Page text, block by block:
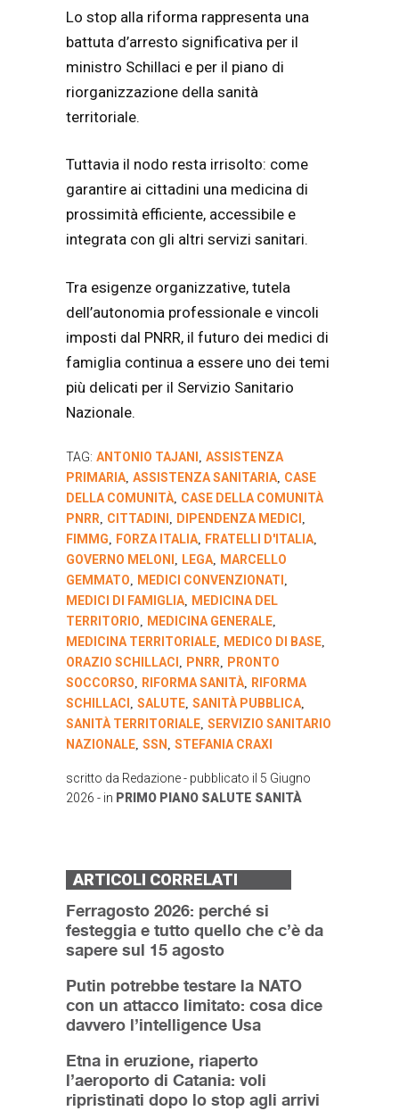
Lo stop alla riforma rappresenta una
battuta d’arresto significativa per il
ministro Schillaci e per il piano di
riorganizzazione della sanità
territoriale.
Tuttavia il nodo resta irrisolto: come
garantire ai cittadini una medicina di
prossimità efficiente, accessibile e
integrata con gli altri servizi sanitari.
Tra esigenze organizzative, tutela
dell’autonomia professionale e vincoli
imposti dal PNRR, il futuro dei medici di
famiglia continua a essere uno dei temi
più delicati per il Servizio Sanitario
Nazionale.
TAG: ANTONIO TAJANI , ASSISTENZA
PRIMARIA, ASSISTENZA SANITARIA, CASE
DELLA COMUNITÀ, CASE DELLA COMUNITÀ
PNRR, CITTADINI , DIPENDENZA MEDICI ,
FIMMG, FORZA ITALIA, FRATELLI D'ITALIA,
GOVERNO MELONI , LEGA, MARCELLO
GEMMATO, MEDICI CONVENZIONATI ,
MEDICI DI FAMIGLIA, MEDICINA DEL
TERRITORIO, MEDICINA GENERALE,
MEDICINA TERRITORIALE, MEDICO DI BASE,
ORAZIO SCHILLACI , PNRR, PRONTO
SOCCORSO, RIFORMA SANITÀ, RIFORMA
SCHILLACI , SALUTE, SANITÀ PUBBLICA,
SANITÀ TERRITORIALE, SERVIZIO SANITARIO
NAZIONALE, SSN , STEFANIA CRAXI
scritto da Redazione- pubblicato il 5 Giugno
2026 - in PRIMO PIANO SALUTE SANITÀ
ARTICOLI CORRELATI
Ferragosto 2026: perché si
festeggia e tutto quello che c’è da
sapere sul 15 agosto
Putin potrebbe testare la NATO
con un attacco limitato: cosa dice
davvero l’intelligence Usa
Etna in eruzione, riaperto
l’aeroporto di Catania: voli
ripristinati dopo lo stop agli arrivi